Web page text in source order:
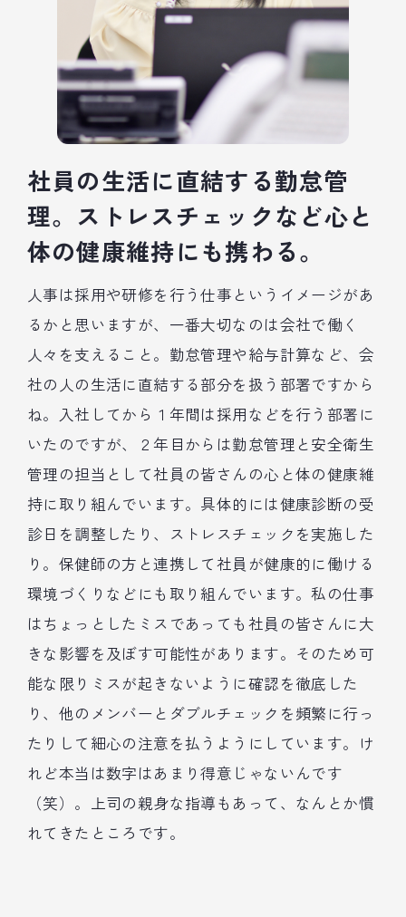
社員の生活に直結する勤怠管
理。ストレスチェックなど心と
体の健康維持にも携わる。
人事は採用や研修を行う仕事というイメージがあ
るかと思いますが、一番大切なのは会社で働く
人々を支えること。勤怠管理や給与計算など、会
社の人の生活に直結する部分を扱う部署ですから
ね。入社してから１年間は採用などを行う部署に
いたのですが、２年目からは勤怠管理と安全衛生
管理の担当として社員の皆さんの心と体の健康維
持に取り組んでいます。具体的には健康診断の受
診日を調整したり、ストレスチェックを実施した
り。保健師の方と連携して社員が健康的に働ける
環境づくりなどにも取り組んでいます。私の仕事
はちょっとしたミスであっても社員の皆さんに大
きな影響を及ぼす可能性があります。そのため可
能な限りミスが起きないように確認を徹底した
り、他のメンバーとダブルチェックを頻繁に行っ
たりして細心の注意を払うようにしています。け
れど本当は数字はあまり得意じゃないんです
（笑）。上司の親身な指導もあって、なんとか慣
れてきたところです。